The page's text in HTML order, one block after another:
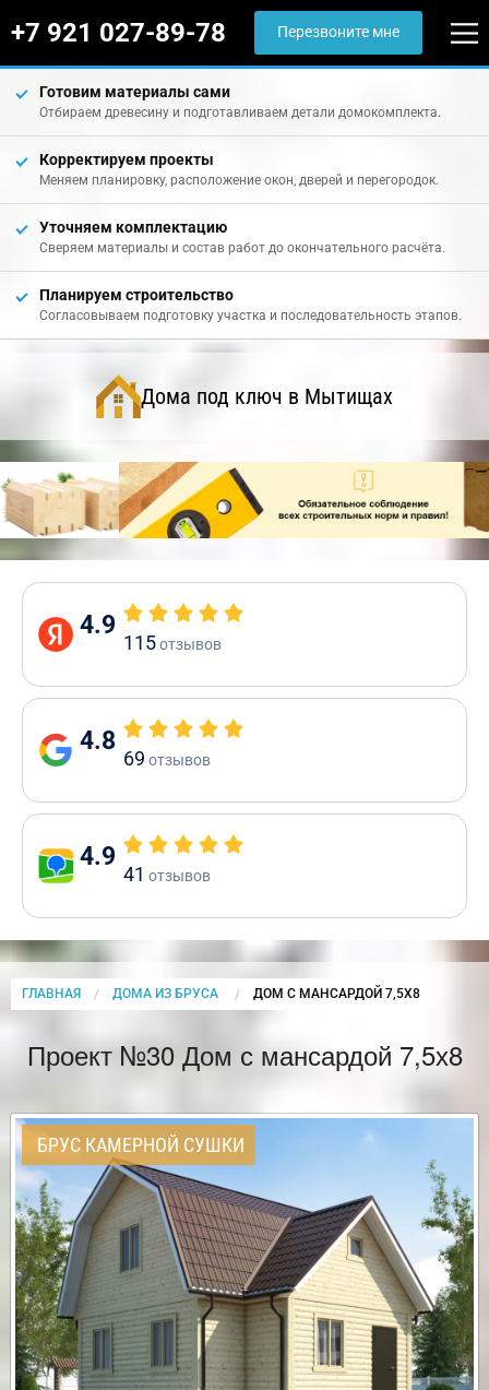
+7 921 027-89-78 Перезвоните мне
Готовим материалы сами
Отбираем древесину и подготавливаем детали домокомплекта.
Корректируем проекты
Меняем планировку, расположение окон, дверей и перегородок.
Уточняем комплектацию
Сверяем материалы и состав работ до окончательного расчёта.
Планируем строительство
Согласовываем подготовку участка и последовательность этапов.
Дома под ключ в Мытищах
4.9
115отзывов
4.8
69 отзывов
4.9
41 отзывов
ГЛАВНАЯ ДОМА ИЗ БРУСА CURRENT:
ДОМ С МАНСАРДОЙ 7,5Х8
Проект №30 Дом с мансардой 7,5х8
БРУС КАМЕРНОЙ СУШКИ